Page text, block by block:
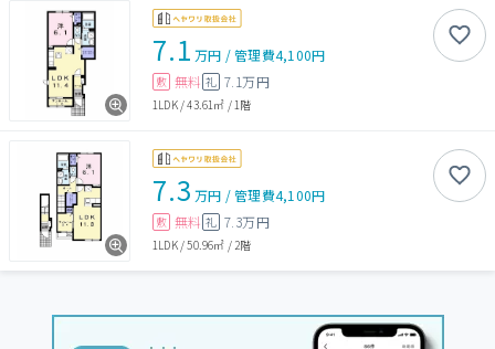
7.1 万円 /管理費4,100円
敷 無料 礼 7.1万円
1LDK/43.61㎡ /1階
7.3 万円 /管理費4,100円
敷 無料 礼 7.3万円
1LDK/50.96㎡ /2階